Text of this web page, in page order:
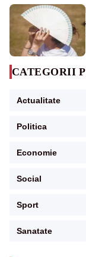
CATEGORII
Actualitate
Politica
Economie
Social
Sport
Sanatate